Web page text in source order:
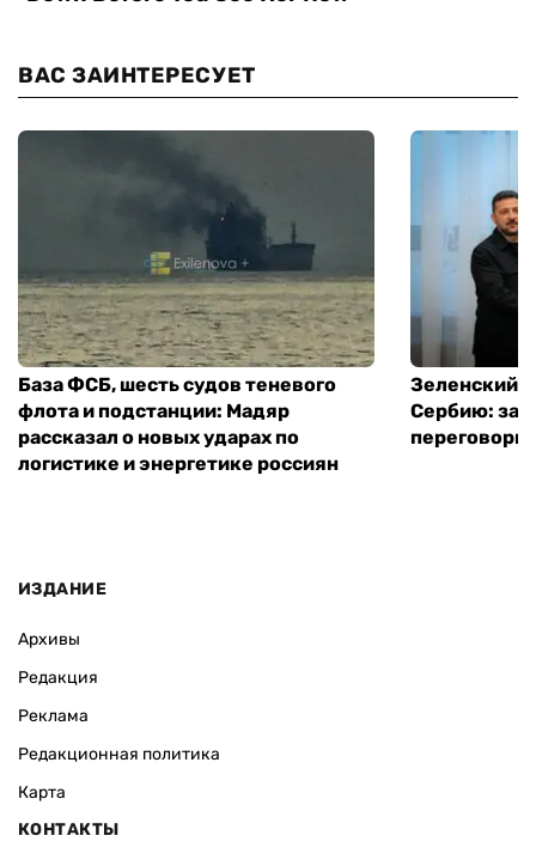
ВАС ЗАИНТЕРЕСУЕТ
База ФСБ, шесть судов теневого
флота и подстанции: Мадяр
рассказал о новых ударах по
логистике и энергетике россиян
Зеленский
Сербию:
переговоры
ИЗДАНИЕ
Архивы
Редакция
Реклама
Редакционная политика
Карта
КОНТАКТЫ